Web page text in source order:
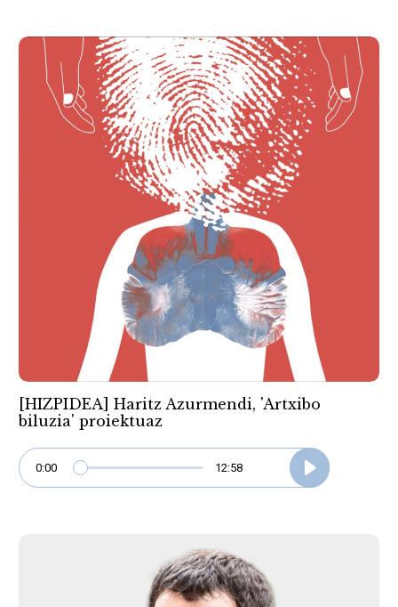
[HIZPIDEA] Haritz Azurmendi, 'Artxibo
biluzia' proiektuaz
0:00 12:58